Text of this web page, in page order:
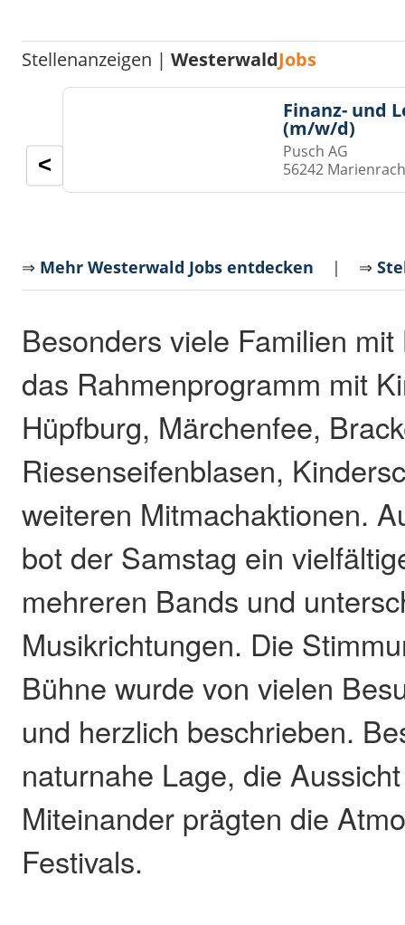
Stellenanzeigen |WesterwaldJobs
Finanz- und
(m/w/d)
Pusch AG
56242
<
⇒ Mehr Westerwald Jobs entdecken | ⇒
Besonders viele Familien
das Rahmenprogramm mit
Hüpfburg, Märchenfee,
Riesenseifenblasen,
weiteren Mitmachaktionen.
bot der Samstag ein
mehreren Bands und
Musikrichtungen. Die
Bühne wurde von vielen
und herzlich beschrieben.
naturnahe Lage, die
Miteinander prägten die
Festivals.